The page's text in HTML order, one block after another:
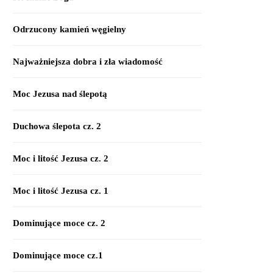
Odrzucony kamień węgielny
Najważniejsza dobra i zła wiadomość
Moc Jezusa nad ślepotą
Duchowa ślepota cz. 2
Moc i litość Jezusa cz. 2
Moc i litość Jezusa cz. 1
Dominujące moce cz. 2
Dominujące moce cz.1